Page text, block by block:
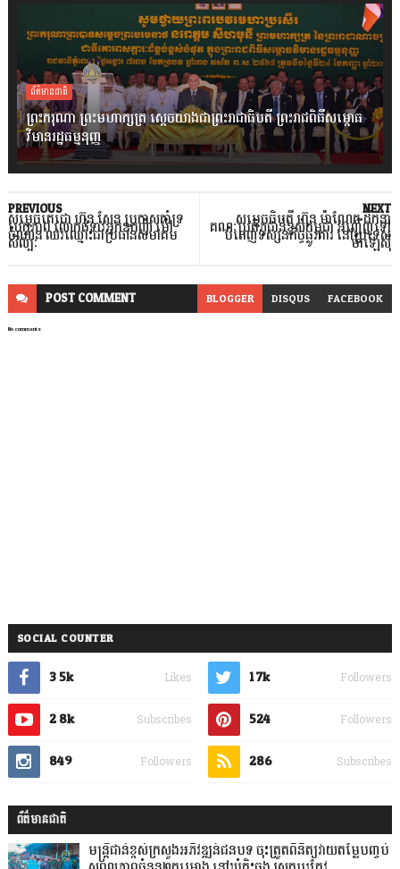
ព័ត៌មានជាតិ
ព្រះករុណា ព្រះមហាក្សត្រ ស្តេចយាងជាព្រះរាជាធិបតី ព្រះរាជពិធីសម្ពោធ
វិមានរដ្ឋធម្មនុញ្ញ
NEXT
សម្តេចធិបតី ហ៊ុន ម៉ាណែត ដឹកនាំ
គណៈប្រតិភូជាន់ខ្ពស់កម្ពុជា អញ្ជើញទៅ
បំពេញទស្សនកិច្ចផ្លូវការ នៅប្រទេស
ម៉ាឡេស៉ី
PREVIOUS
សម្តេចតេជោ ហ៊ុន សែន ប្រកាសគាំទ្រ
បេក្ខភាព លោកជំទាវអ្នកឧកញ៉ា ម៉ៅ
ចំណាន ឈរឈ្មោះជាប្រធានសមាគម
សិល្បៈ
POSTCOMMENT BLOGGER DISQUS FACEBOOK
No comments
SOCIAL COUNTER
3.5k Likes 1.7k Followers
2.8k Subscribes 524 Followers
849 Followers 286 Subscribes
ព័ត៌មានជាតិ
មន្ត្រីជាន់ខ្ពស់ក្រសួងអភិវឌ្ឍន៍ជនបទ ចុះត្រួតពិនិត្យវាយតម្លៃបញ្ចប់